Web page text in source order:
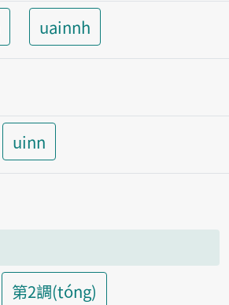
uainnh
uinn
第2調(tóng)